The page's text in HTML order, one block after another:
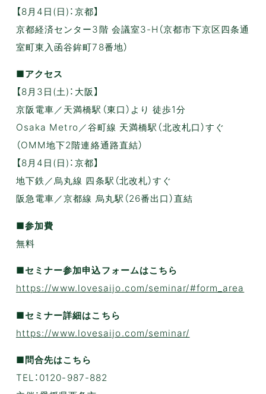
【8月4日(日)：京都】
京都経済センター3階 会議室3-H（京都市下京区四条通
室町東入函谷鉾町78番地）
■アクセス
【8月3日(土)：大阪】
京阪電車／天満橋駅（東口）より 徒歩1分
Osaka Metro／谷町線 天満橋駅（北改札口）すぐ
（OMM地下2階連絡通路直結）
【8月4日(日)：京都】
地下鉄／烏丸線 四条駅（北改札）すぐ
阪急電車／京都線 烏丸駅（26番出口）直結
■参加費
無料
■セミナー参加申込フォームはこちら
https://www.lovesaijo.com/seminar/#form_area
■セミナー詳細はこちら
https://www.lovesaijo.com/seminar/
■問合先はこちら
TEL：0120-987-882